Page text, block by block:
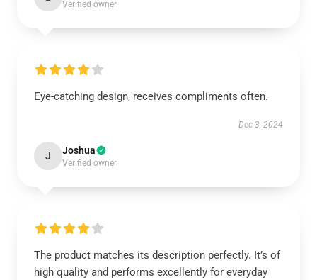
Verified owner
Eye-catching design, receives compliments often.
Dec 3, 2024
J Joshua
Verified owner
The product matches its description perfectly. It’s of
high quality and performs excellently for everyday